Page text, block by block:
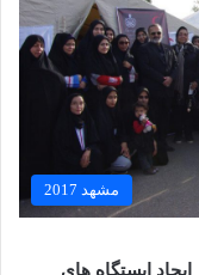
مشهد 2017
ایستگاه های